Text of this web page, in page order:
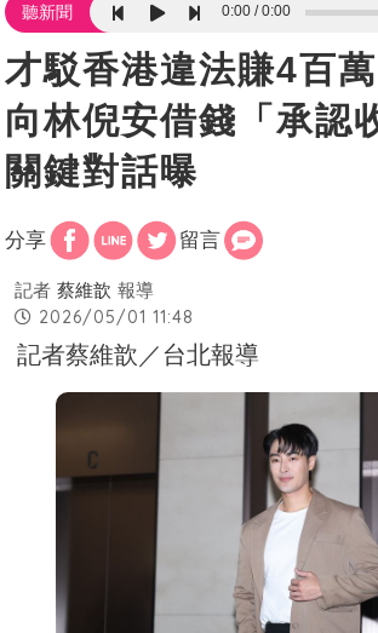
聽新聞 0:00 0:00
才駁香港違法賺4百
向林倪安借錢「承
關鍵對話曝
分享 留言
記者 蔡維歆 報導
2026/05/01 11:48
記者蔡維歆／台北報導